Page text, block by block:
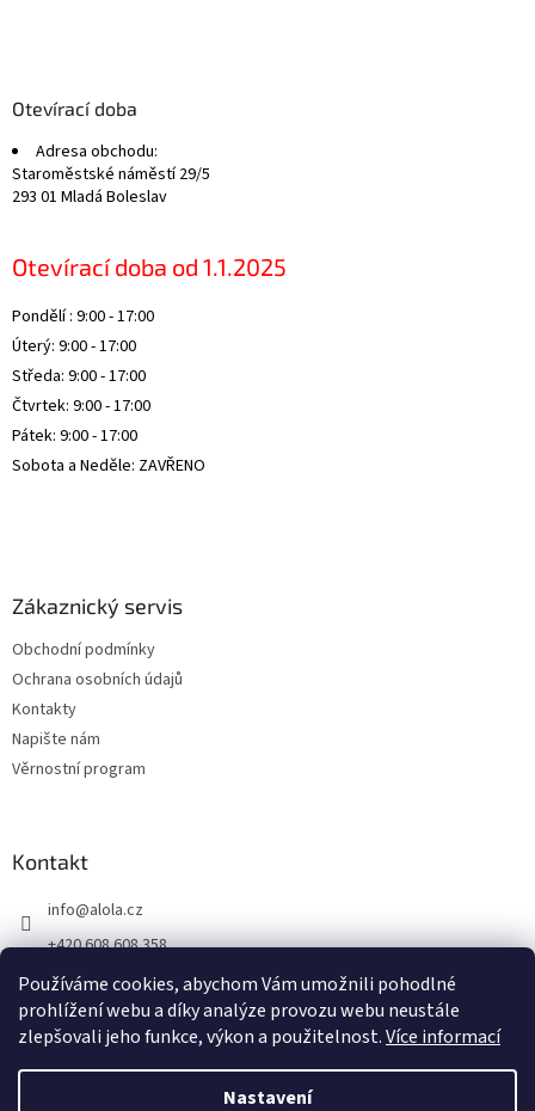
Používáme cookies, abychom Vám umožnili pohodlné
prohlížení webu a díky analýze provozu webu neustále
zlepšovali jeho funkce, výkon a použitelnost.Více informací
Nastavení
Otevírací doba
Adresa obchodu:
Staroměstské náměstí 29/5
293 01 Mladá Boleslav
Otevírací doba od 1.1.2025
Pondělí : 9:00 - 17:00
Úterý: 9:00 - 17:00
Středa: 9:00 - 17:00
Čtvrtek: 9:00 - 17:00
Pátek: 9:00 - 17:00
Sobota a Neděle: ZAVŘENO
Zákaznický servis
Obchodní podmínky
Ochrana osobních údajů
Kontakty
Napište nám
Věrnostní program
Kontakt
info@alola.cz
+420 608 608 358
https://www.facebook.com/alolaCZ
alola.cz/
Vytvořil Shoptet